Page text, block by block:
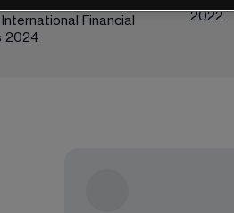
International Financial
2024
2022